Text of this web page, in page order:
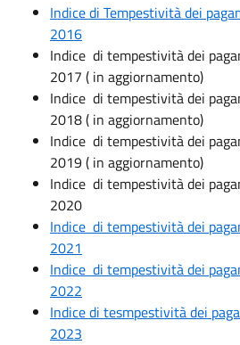
Indice di Tempestività dei
2016
Indice di tempestività dei
2017 ( in aggiornamento)
Indice di tempestività dei
2018 ( in aggiornamento)
Indice di tempestività dei
2019 ( in aggiornamento)
Indice di tempestività dei
2020
Indice di tempestività dei
2021
Indice di tempestività dei
2022
Indice di tesmpestività dei
2023